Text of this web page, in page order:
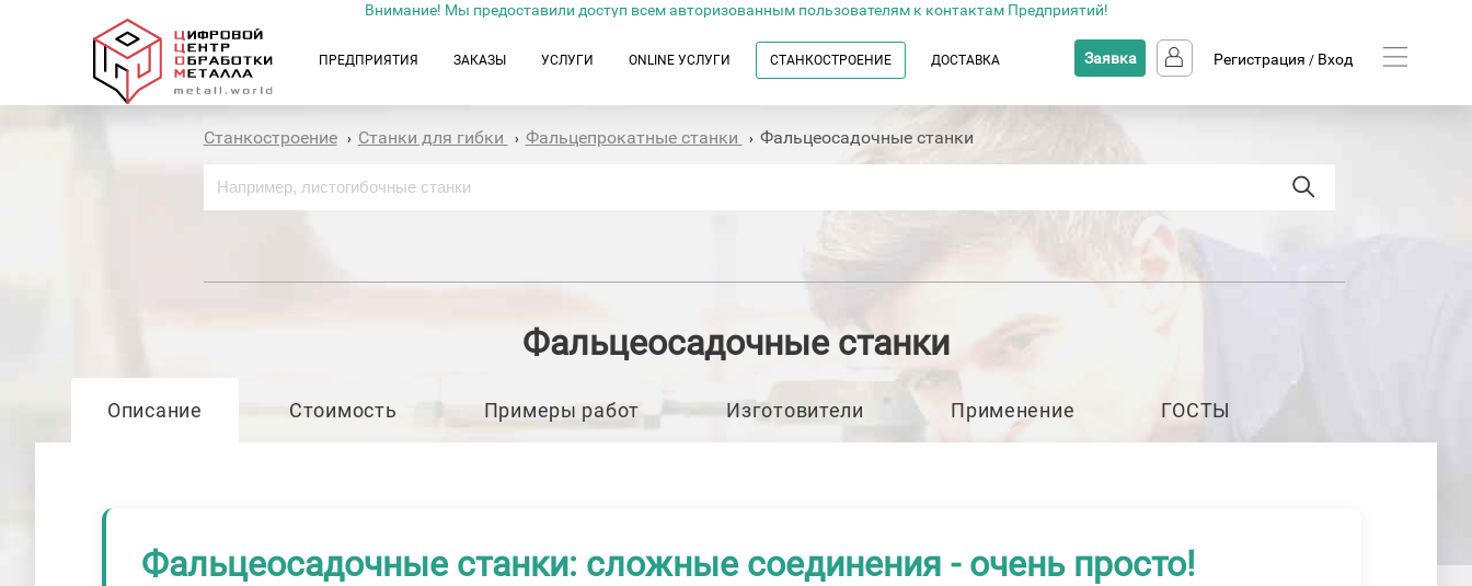
Внимание! Мы предоставили доступ всем авторизованным пользователям к контактам Предприятий!
ПРЕДПРИЯТИЯ ЗАКАЗЫ УСЛУГИ ONLINE УСЛУГИ СТАНКОСТРОЕНИЕ ДОСТАВКА Заявка Регистрация / Вход
Станкостроение› Станки для гибки › Фальцепрокатные станки › Фальцеосадочные станки
Фальцеосадочные станки
Описание Стоимость Примеры работ Изготовители Применение ГОСТЫ
Фальцеосадочные станки: сложные соединения - очень просто!